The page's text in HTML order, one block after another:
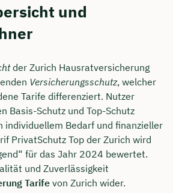
und
der Zurich Hausratversicherung
Versicherungsschutz, welcher
Tarife differenziert. Nutzer
Basis-Schutz und Top-Schutz
individuellem Bedarf und finanzieller
PrivatSchutz Top der Zurich wird
für das Jahr 2024 bewertet.
und Zuverlässigkeit
Tarife von Zurich wider.